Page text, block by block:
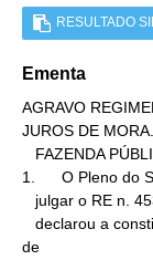
RESULTADO
Ementa
AGRAVO
JUROS DE MORA.
1.      O Pleno do
de